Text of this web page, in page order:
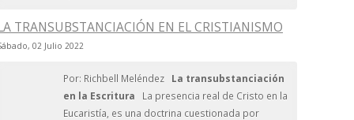
TRANSUBSTANCIACIÓN EN EL CRISTIANISMO
02 Julio 2022
Por: Richbell Meléndez La transubstanciación
en la Escritura La presencia real de Cristo en la
Eucaristía, es una doctrina cuestionada por